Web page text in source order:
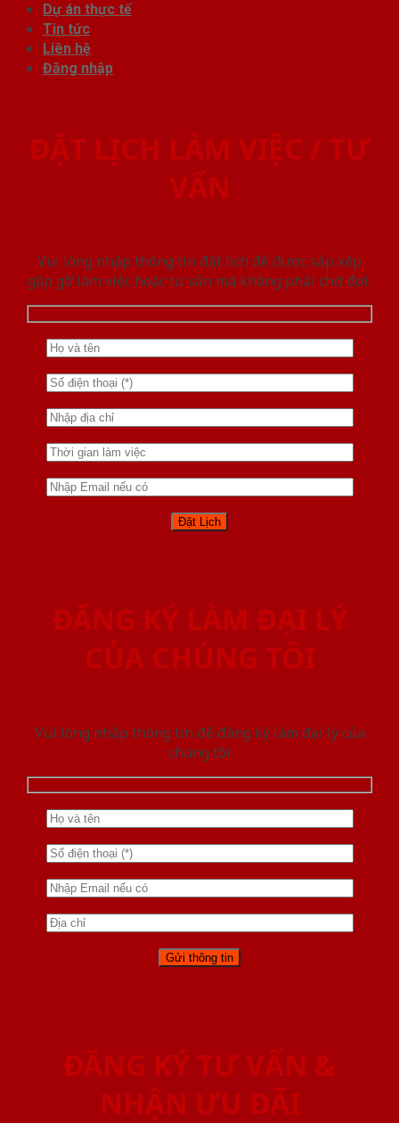
Dự án thực tế
Tin tức
Liên hệ
Đăng nhập
ĐẶT LỊCH LÀM VIỆC / TƯ
VẤN
Vui lòng nhập thông tin đặt lịch để được sắp xếp
gặp gỡ làm việc hoăc tư vấn mà không phải chờ đợi.
ĐĂNG KÝ LÀM ĐẠI LÝ
CỦA CHÚNG TÔI
Vui lòng nhập thông tin để đăng ký làm đại lý của
chúng tôi
ĐĂNG KÝ TƯ VẤN &
NHẬN ƯU ĐÃI